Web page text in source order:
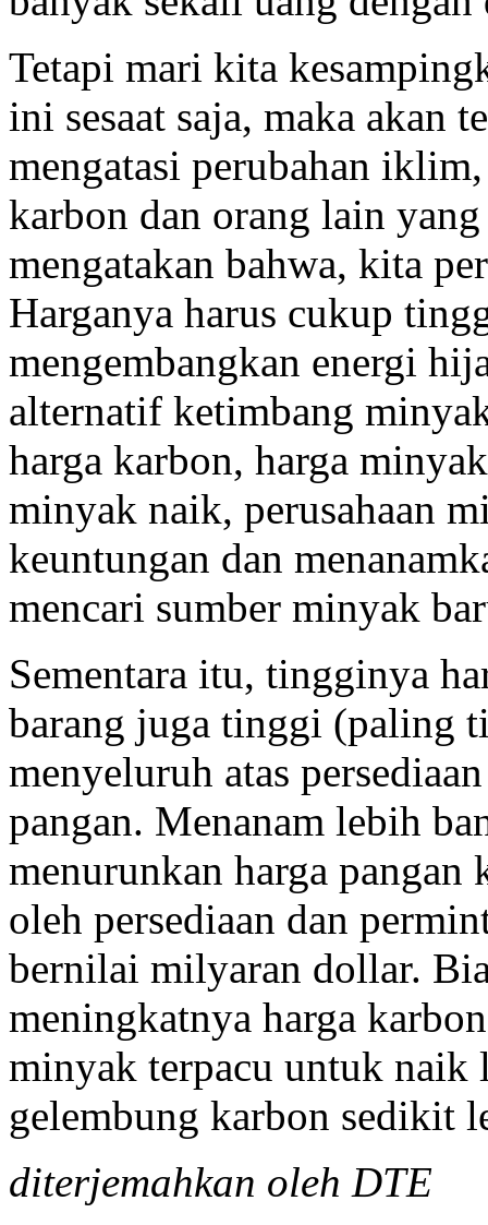
Tetapi mari kita
ini sesaat saja, maka akan
mengatasi perubahan
karbon dan orang lain
mengatakan bahwa, kita
Harganya harus cukup
mengembangkan energi
alternatif ketimbang
harga karbon, harga
minyak naik, perusahaan
keuntungan dan
mencari sumber minyak
Sementara itu, tingginya
barang juga tinggi (paling
menyeluruh atas
pangan. Menanam lebih
menurunkan harga pangan
oleh persediaan dan
bernilai milyaran dollar.
meningkatnya harga
minyak terpacu untuk
gelembung karbon sedikit
diterjemahkan oleh DTE